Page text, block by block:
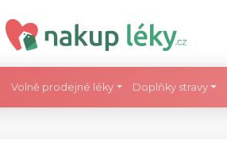
Volně prodejné léky Doplňky stravy